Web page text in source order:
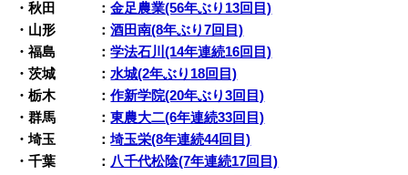
・秋田 ：金足農業(56年ぶり13回目)
・山形 ：酒田南(8年ぶり7回目)
・福島 ：学法石川(14年連続16回目)
・茨城 ：水城(2年ぶり18回目)
・栃木 ：作新学院(20年ぶり3回目)
・群馬 ：東農大二(6年連続33回目)
・埼玉 ：埼玉栄(8年連続44回目)
・千葉 ： 八千代松陰(7年連続17回目)